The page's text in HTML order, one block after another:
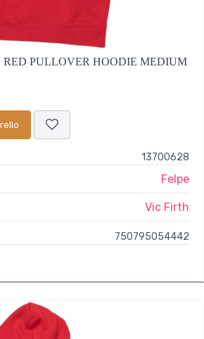
RED PULLOVER HOODIE MEDIUM
13700628
Felpe
Vic Firth
750795054442